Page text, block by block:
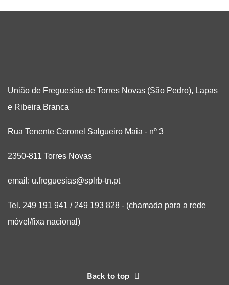
União de Freguesias de Torres Novas (São Pedro), Lapas
e Ribeira Branca
Rua Tenente Coronel Salgueiro Maia - nº 3
2350-811 Torres Novas
email: u.freguesias@splrb-tn.pt
Tel. 249 191 941 / 249 193 828 - (chamada para a rede
móvel/fixa nacional)
Back to top